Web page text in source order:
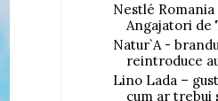
Nestlé
Angajatori de
Natur`A -
reintroduce
Lino Lada –
cum ar trebui